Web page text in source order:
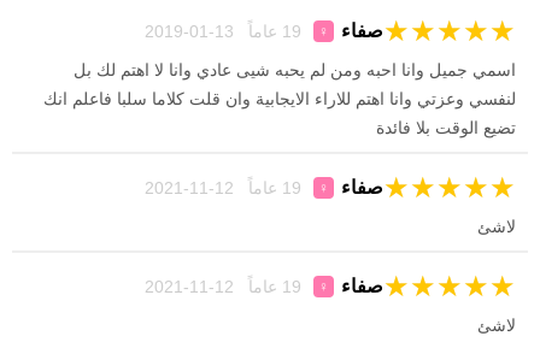
صفاء ♀ ★
★
★
★
★
اسمي جميل وانا احبه ومن لم يحبه شيى عادي وانا لا اهتم لك بل
لنفسي وعزتي وانا اهتم للاراء الايجابية وان قلت كلاما سلبا فاعلم انك
تضيع الوقت بلا فائدة
صفاء ♀ ★
★
★
★
★
لاشئ
صفاء ♀ ★
★
★
★
★
لاشئ